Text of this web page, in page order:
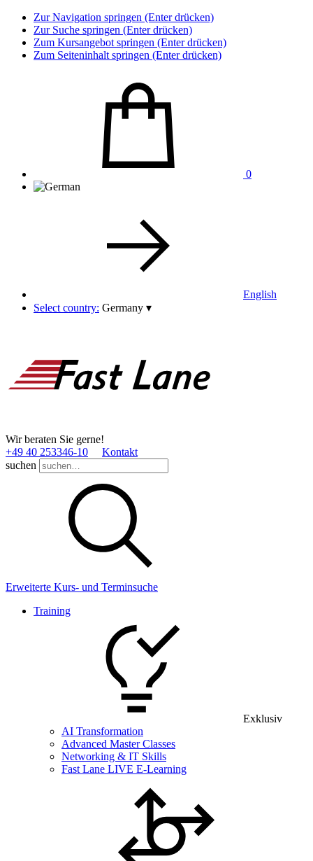
Zur Navigation springen (Enter drücken)
Zur Suche springen (Enter drücken)
Zum Kursangebot springen (Enter drücken)
Zum Seiteninhalt springen (Enter drücken)
0
English
Select country: Germany ▾
Wir beraten Sie gerne!
+49 40 253346­-10
Kontakt
suchen
Erweiterte Kurs- und Terminsuche
Training
Exklusiv
AI Transformation
Advanced Master Classes
Networking & IT Skills
Fast Lane LIVE E-Learning